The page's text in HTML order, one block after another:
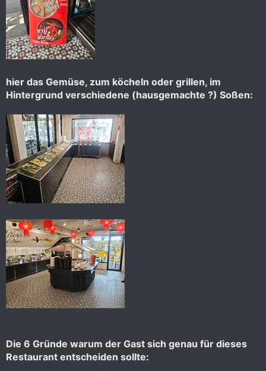
hier das Gemüse, zum köcheln oder grillen, im
Hintergrund verschiedene (hausgemachte ?) Soßen:
Die 6 Gründe warum der Gast sich genau für dieses
Restaurant entscheiden sollte: